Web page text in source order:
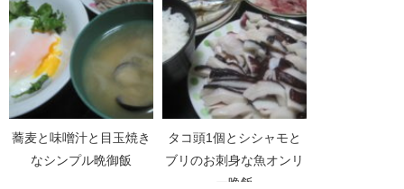
蕎麦と味噌汁と目玉焼き
なシンプル晩御飯
タコ頭1個とシシャモと
ブリのお刺身な魚オンリ
ー晩飯